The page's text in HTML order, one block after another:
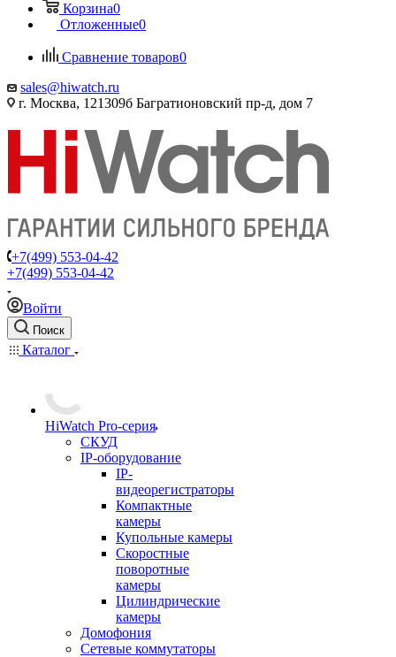
Корзина0
Отложенные0
Сравнение товаров0
sales@hiwatch.ru
г. Москва, 121309б Багратионовский пр-д, дом 7
+7(499) 553-04-42
+7(499) 553-04-42
Войти
Поиск
Каталог
HiWatch Pro-серия
CКУД
IP-оборудование
IP-
видеорегистраторы
Компактные
камеры
Купольные камеры
Скоростные
поворотные
камеры
Цилиндрические
камеры
Домофония
Сетевые коммутаторы